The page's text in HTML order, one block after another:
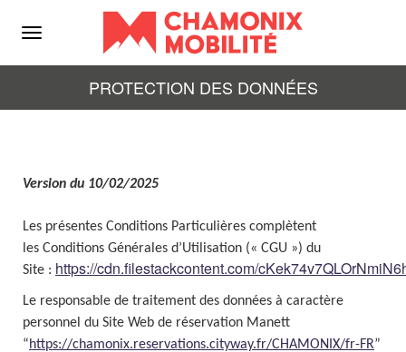
Menu
PROTECTION DES DONNÉES
Version du 10/02/2025
Les présentes Conditions Particulières complètent
les Conditions Générales d’Utilisation (« CGU ») du
Site : https://cdn.filestackcontent.com/
Le responsable de traitement des données à caractère
personnel du Site Web de réservation Manett
“https://chamonix.reservations.cityway.fr/CHAMONIX/fr-FR”